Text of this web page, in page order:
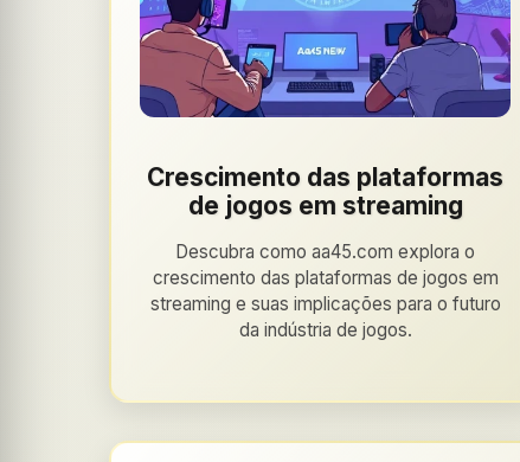
Crescimento das plataformas
de jogos em streaming
Descubra como aa45.com explora o
crescimento das plataformas de jogos em
streaming e suas implicações para o futuro
da indústria de jogos.